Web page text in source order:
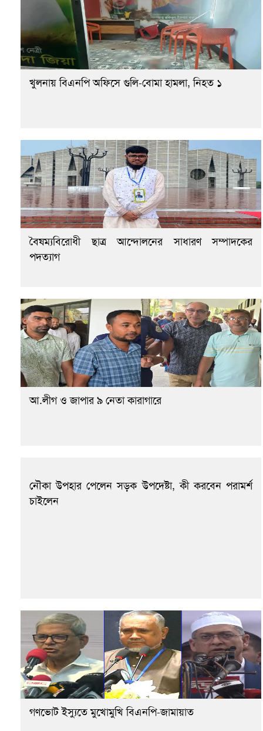
খুলনায় বিএনপি অফিসে গুলি-বোমা হামলা, নিহত ১
বৈষম্যবিরোধী ছাত্র আন্দোলনের সাধারণ সম্পাদকের
পদত্যাগ
আ.লীগ ও জাপার ৯ নেতা কারাগারে
নৌকা উপহার পেলেন সড়ক উপদেষ্টা, কী করবেন পরামর্শ
চাইলেন
গণভোট ইস্যুতে মুখোমুখি বিএনপি-জামায়াত